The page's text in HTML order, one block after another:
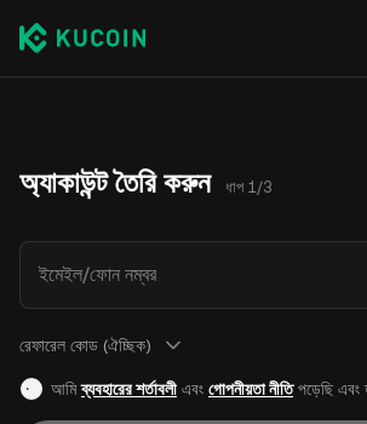
অ্যাকাউন্ট তৈরি করুন ধাপ 1/3
ইমেইল/ফোন নম্বর
রেফারেল কোড (ঐচ্ছিক)
আমিব্যবহারের শর্তাবলীএবং গোপনীয়তা নীতিপড়েছি এবং